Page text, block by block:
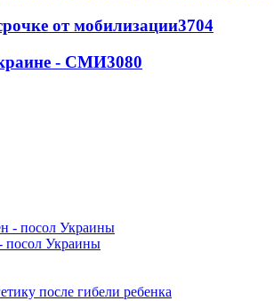
от мобилизации3704
- СМИ3080
посол Украины
после гибели ребенка